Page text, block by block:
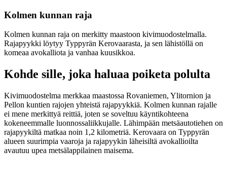
Kolmen kunnan raja
Kolmen kunnan raja on merkitty maastoon kivimuodostelmalla.
Rajapyykki löytyy Typpyrän Kerovaarasta, ja sen lähistöllä on
komeaa avokalliota ja vanhaa kuusikkoa.
Kohde sille, joka haluaa poiketa polulta
Kivimuodostelma merkkaa maastossa Rovaniemen, Ylitornion ja
Pellon kuntien rajojen yhteistä rajapyykkiä. Kolmen kunnan rajalle
ei mene merkittyä reittiä, joten se soveltuu käyntikohteena
kokeneemmalle luonnossaliikkujalle. Lähimpään metsäautotiehen on
rajapyykiltä matkaa noin 1,2 kilometriä. Kerovaara on Typpyrän
alueen suurimpia vaaroja ja rajapyykin läheisiltä avokallioilta
avautuu upea metsälappilainen maisema.